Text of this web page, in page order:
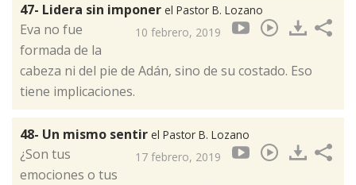
47- Lidera sin imponer el Pastor B. Lozano
10 febrero, 2019
Eva no fue
formada de la
cabeza ni del pie de Adán, sino de su costado. Eso
tiene implicaciones.
48- Un mismo sentir el Pastor B. Lozano
17 febrero, 2019
¿Son tus
emociones o tus